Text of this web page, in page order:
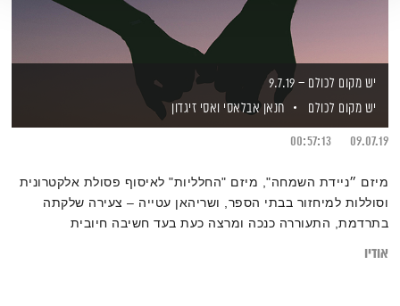
יש מקום לכולם – 9.7.19
יש מקום לכולם
חנאן אבלאסי ואסי זיגדון
09.07.19
00:57:13
מיזם ״ניידת השמחה", מיזם "החלליות" לאיסוף פסולת אלקטרונית
וסוללות למיחזור בבתי הספר, ושריהאן עטייה – צעירה שלקתה
בתרדמת, התעוררה כנכה ומרצה כעת בעד חשיבה חיובית
אודיו